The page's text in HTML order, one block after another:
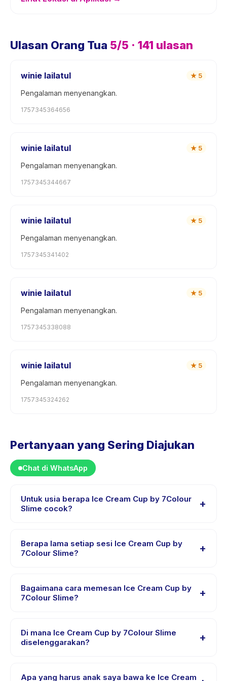
Ulasan Orang Tua 5/5 · 141 ulasan
winie lailatul ★ 5
Pengalaman menyenangkan.
1757345364656
winie lailatul ★ 5
Pengalaman menyenangkan.
1757345344667
winie lailatul ★ 5
Pengalaman menyenangkan.
1757345341402
winie lailatul ★ 5
Pengalaman menyenangkan.
1757345338088
winie lailatul ★ 5
Pengalaman menyenangkan.
1757345324262
Pertanyaan yang Sering Diajukan
Chat di WhatsApp
Untuk usia berapa Ice Cream Cup by 7Colour
Slime cocok?
+
usia 0 sampai 18 tahun. Instruktur menyesuaikan
program untuk berbagai tingkat kemampuan dalam
Berapa lama setiap sesi Ice Cream Cup by
7Colour Slime?
+
sesuai paket. Cek detail aktivitas untuk waktu pasti.
Bagaimana cara memesan Ice Cream Cup by
7Colour Slime?
+
by 7Colour Slime, pilih tanggal dan paket yang
diinginkan, lalu pesan secara instan. Anda akan
Di mana Ice Cream Cup by 7Colour Slime
diselenggarakan?
+
lokasi penyedia di Tangerang. Alamat lengkap, peta,
Apa yang harus anak saya bawa ke Ice Cream